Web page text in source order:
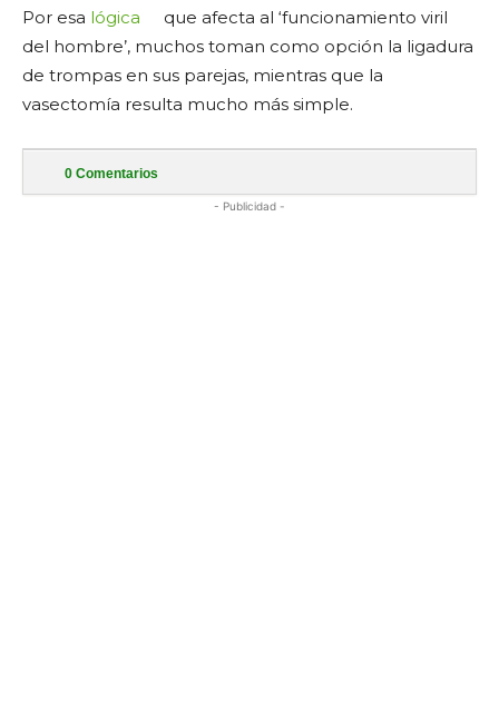
Por esa lógica
que afecta al ‘funcionamiento viril
del hombre’, muchos toman como opción la ligadura
de trompas en sus parejas, mientras que la
vasectomía resulta mucho más simple.
0 Comentarios
- Publicidad -